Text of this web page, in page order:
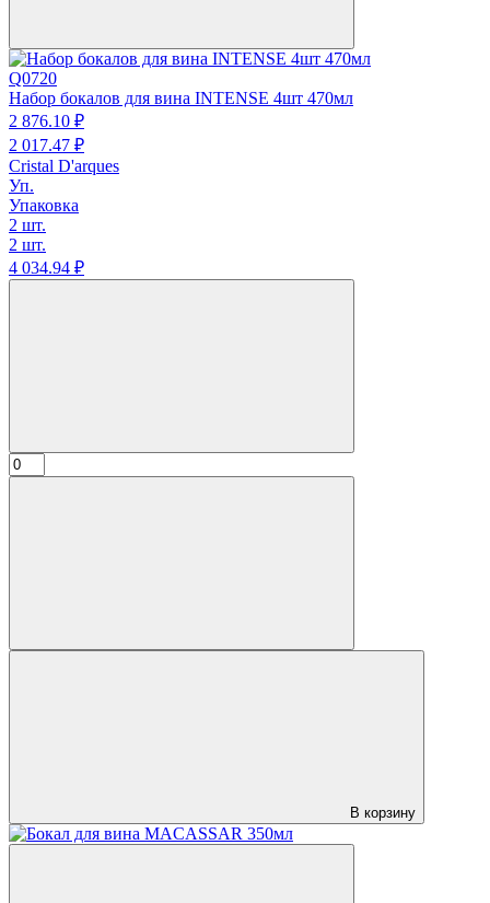
Q0720
Набор бокалов для вина INTENSE 4шт 470мл
2 876.10 ₽
2 017.47 ₽
Cristal D'arques
Уп.
Упаковка
2 шт.
2 шт.
4 034.94 ₽
В корзину